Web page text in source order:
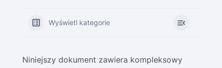
Wyświetl kategorie
Niniejszy dokument zawiera kompleksowy